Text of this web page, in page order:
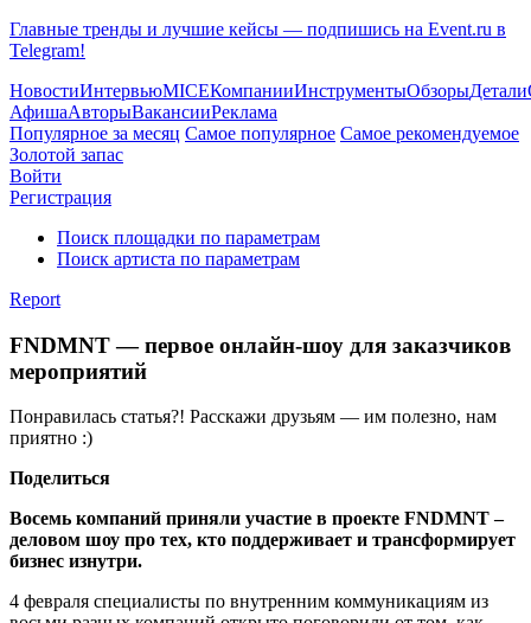
Главные тренды и лучшие кейсы — подпишись на Event.ru в
Telegram!
НовостиИнтервьюMICEКомпанииИнструментыОбзорыДетали
АфишаАвторыВакансииРеклама
Популярное за месяц Самое популярное Самое рекомендуемое
Золотой запас
Войти
Регистрация
Поиск площадки по параметрам
Поиск артиста по параметрам
Report
FNDMNT — первое онлайн-шоу для заказчиков
мероприятий
Понравилась статья?! Расскажи друзьям — им полезно, нам
приятно :)
Поделиться
Восемь компаний приняли участие в проекте FNDMNT –
деловом шоу про тех, кто поддерживает и трансформирует
бизнес изнутри.
4 февраля специалисты по внутренним коммуникациям из